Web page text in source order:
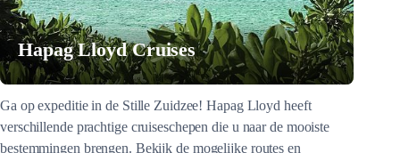
Hapag Lloyd Cruises
Ga op expeditie in de Stille Zuidzee! Hapag Lloyd heeft
verschillende prachtige cruiseschepen die u naar de mooiste
bestemmingen brengen. Bekijk de mogelijke routes en